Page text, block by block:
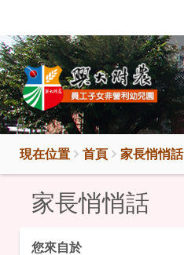
到
主
要
內
容
區
現在位置 首頁 家長悄悄話
家長悄悄話
您來自於